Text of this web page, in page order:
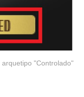
"Controlado"